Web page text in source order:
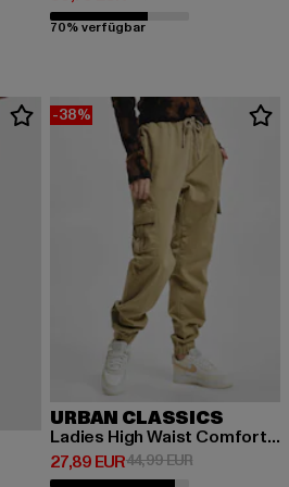
70% verfügbar
-38%
URBAN CLASSICS
Ladies High Waist Comfort Jogging
27,89 EUR
Derzeitiger Preis: 27,89 EUR
44,99 EURAktionspreis: